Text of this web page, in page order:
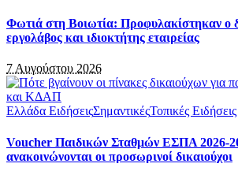
Φωτιά στη Βοιωτία: Προφυλακίστηκαν ο
εργολάβος και ιδιοκτήτης εταιρείας
7 Αυγούστου 2026
Ελλάδα ΕιδήσειςΣημαντικέςΤοπικές Ειδήσεις
Voucher Παιδικών Σταθμών ΕΣΠΑ 2026-
ανακοινώνονται οι προσωρινοί δικαιούχοι